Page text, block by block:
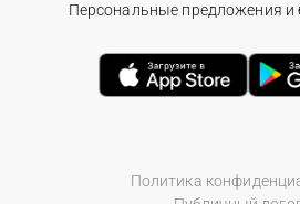
Политика
Персональные предложения и